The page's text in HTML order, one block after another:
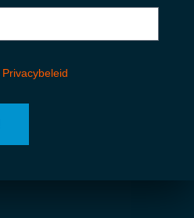
Privacybeleid